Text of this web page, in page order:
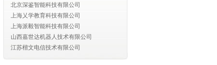
北京深鉴智能科技有限公司
上海乂学教育科技有限公司
上海派毅智能科技有限公司
山西嘉世达机器人技术有限公司
江苏楷文电信技术有限公司